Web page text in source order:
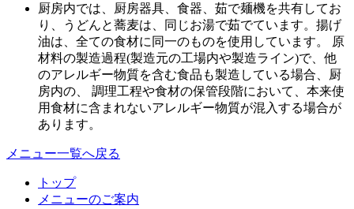
厨房内では、厨房器具、食器、茹で麺機を共有してお
り、うどんと蕎麦は、同じお湯で茹でています。揚げ
油は、全ての食材に同一のものを使用しています。 原
材料の製造過程(製造元の工場内や製造ライン)で、他
のアレルギー物質を含む食品も製造している場合、厨
房内の、 調理工程や食材の保管段階において、本来使
用食材に含まれないアレルギー物質が混入する場合が
あります。
メニュー一覧へ戻る
トップ
メニューのご案内